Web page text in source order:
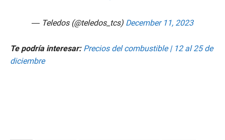
— Teledos (@teledos_tcs) December 11, 2023
Te podría interesar: Precios del combustible | 12 al 25 de
diciembre